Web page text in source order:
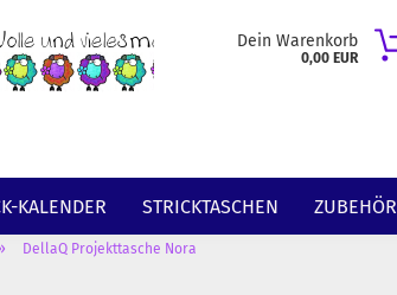
Dein Warenkorb
0,00 EUR
KALENDER STRICKTASCHEN ZUBEHÖR
DellaQ Projekttasche Nora